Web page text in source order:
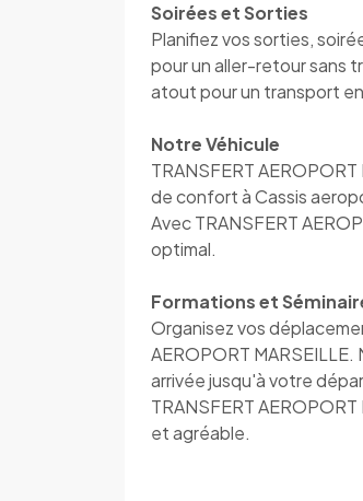
Soirées et Sorties
Planifiez vos sorties,
pour un aller-retour sans
atout pour un transport
Notre Véhicule
TRANSFERT
de confort à Cassis
Avec TRANSFERT
optimal.
Formations et
Organisez vos
AEROPORT
arrivée jusqu'à votre
TRANSFERT
et agréable.